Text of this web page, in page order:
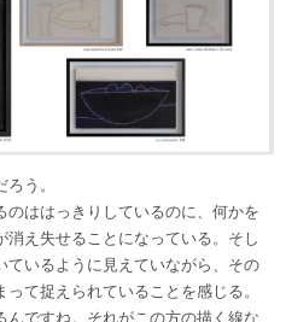
う。
ははっきりしているのに、何かを
え失せることになっている。そし
いるように見えていながら、その
て捉えられていることを感じる。
ですね。それがこの方の描く線な